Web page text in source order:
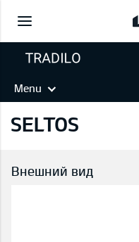
Menu
SELTOS
Внешний вид